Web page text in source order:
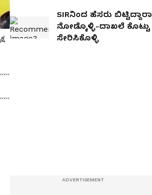
SIRನಿಂದ ಹೆಸರು ಬಿಟ್ಟಿದ್ದಾರಾ
ನೋಡ್ಕೊಳ್ಳಿ-ದಾಖಲೆ ಕೊಟ್ಟು
ಸೇರಿಸಿಕೊಳ್ಳಿ